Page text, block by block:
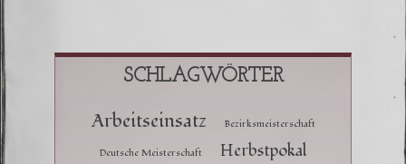
SCHLAGWÖRTER
Arbeitseinsatz Bezirksmeisterschaft
Deutsche Meisterschaft
Herbstpokal